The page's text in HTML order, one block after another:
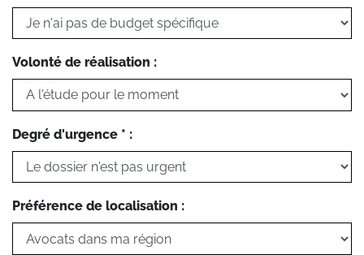
Volonté de réalisation :
Degré d'urgence * :
Préférence de localisation :